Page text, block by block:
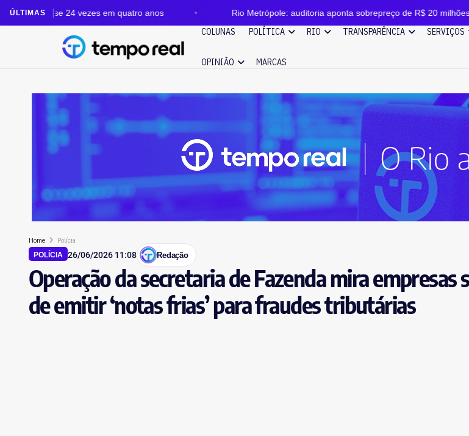
ÚLTIMAS
24 vezes em quatro anos Rio Metrópole: auditoria aponta sobrepreço de R$ 20 milhões em contrato
COLUNAS POLÍTICA RIO TRANSPARÊNCIA SERVIÇOS
OPINIÃO MARCAS
Home Polícia
POLÍCIA 26/06/2026 11:08 Redação
Operação da secretaria de Fazenda mira empresas
de emitir ‘notas frias’ para fraudes tributárias